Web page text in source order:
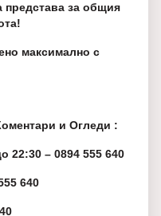
представа за общия
максимално с
и Огледи :
22:30 – 0894 555 640
640